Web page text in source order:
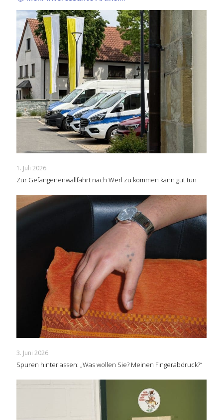
1. Juli 2026
Zur Gefangenenwallfahrt nach Werl zu kommen kann gut tun
3. Juni 2026
Spuren hinterlassen: „Was wollen Sie? Meinen Fingerabdruck?“